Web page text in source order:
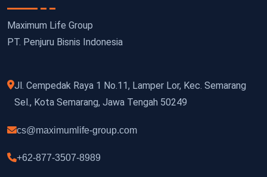
Maximum Life Group
PT. Penjuru Bisnis Indonesia
Jl. Cempedak Raya 1 No.11, Lamper Lor, Kec. Semarang
Sel., Kota Semarang, Jawa Tengah 50249
cs@maximumlife-group.com
+62-877-3507-8989